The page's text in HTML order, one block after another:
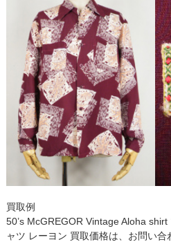
買取例
50’s McGREGOR Vintage Aloha
ャツ レーヨン 買取価格は、お問い合